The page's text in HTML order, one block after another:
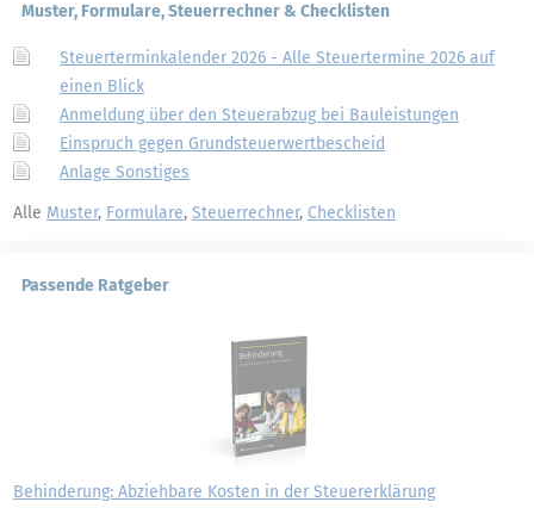
Muster, Formulare, Steuerrechner & Checklisten
Steuerterminkalender 2026 - Alle Steuertermine 2026 auf
einen Blick
Anmeldung über den Steuerabzug bei Bauleistungen
Einspruch gegen Grundsteuerwertbescheid
Anlage Sonstiges
Alle Muster, Formulare, Steuerrechner, Checklisten
Passende Ratgeber
Behinderung: Abziehbare Kosten in der Steuererklärung